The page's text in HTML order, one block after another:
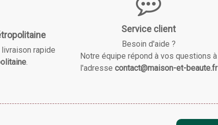
rapide
.
Service client
Besoin d'aide ?
Notre équipe répond à vos questions à
l'adresse contact@maison-et-beaute.fr